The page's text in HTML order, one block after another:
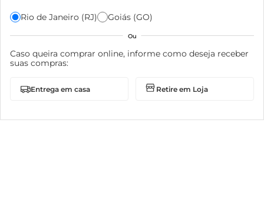
Rio de Janeiro (RJ) Goiás (GO)
Ou
Caso queira comprar online, informe como deseja receber
suas compras:
Entrega em casa Retire em Loja
80,00.
reservados Prezunic.